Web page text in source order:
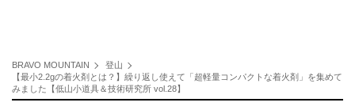
BRAVO MOUNTAIN
登山
【最小2.2gの着火剤とは？】繰り返し使えて「超軽量コンパクトな着火剤」を集めて
みました【低山小道具＆技術研究所 vol.28】